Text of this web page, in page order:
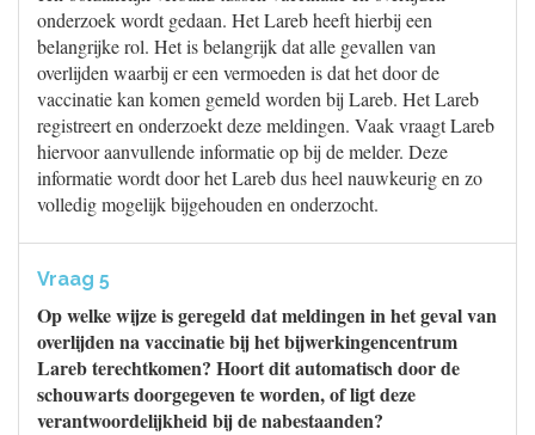
onderzoek wordt gedaan. Het Lareb heeft hierbij een
belangrijke rol. Het is belangrijk dat alle gevallen van
overlijden waarbij er een vermoeden is dat het door de
vaccinatie kan komen gemeld worden bij Lareb. Het Lareb
registreert en onderzoekt deze meldingen. Vaak vraagt Lareb
hiervoor aanvullende informatie op bij de melder. Deze
informatie wordt door het Lareb dus heel nauwkeurig en zo
volledig mogelijk bijgehouden en onderzocht.
Vraag 5
Op welke wijze is geregeld dat meldingen in het geval van
overlijden na vaccinatie bij het bijwerkingencentrum
Lareb terechtkomen? Hoort dit automatisch door de
schouwarts doorgegeven te worden, of ligt deze
verantwoordelijkheid bij de nabestaanden?